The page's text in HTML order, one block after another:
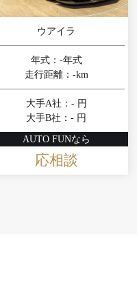
ウアイラ
年式：-年式
走行距離：-km
大手A社：- 円
大手B社：- 円
AUTO FUNなら
応相談